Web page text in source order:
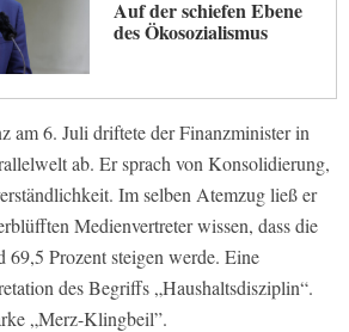
Auf der schiefen Ebene
des Ökosozialismus
am 6. Juli driftete der Finanzminister in
ab. Er sprach von Konsolidierung,
Im selben Atemzug ließ er
Medienvertreter wissen, dass die
69,5 Prozent steigen werde. Eine
des Begriffs „Haushaltsdisziplin“.
„Merz-Klingbeil”.